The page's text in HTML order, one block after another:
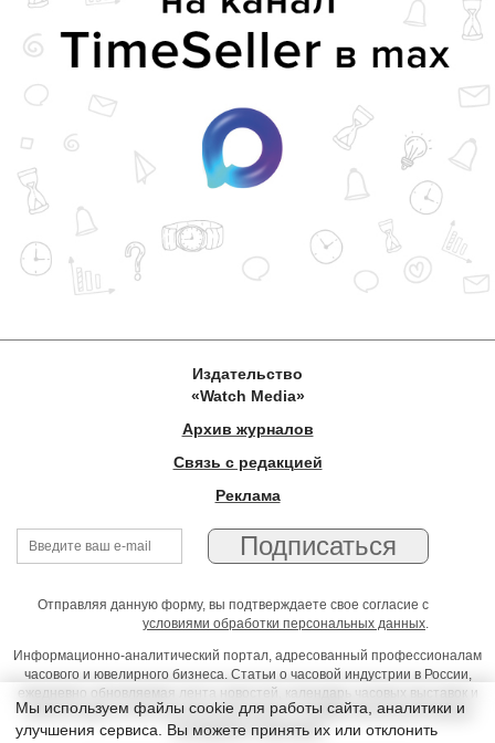
Издательство
«Watch Media»
Архив журналов
Связь с редакцией
Реклама
Отправляя данную форму, вы подтверждаете свое согласие с
условиями обработки персональных данных
Информационно-аналитический портал, адресованный профессионалам
часового и ювелирного бизнеса. Статьи о часовой индустрии в России,
ежедневно обновляемая лента новостей, календарь часовых выставок и
презентаций, on-line консультации юриста, профессиональный форум
часовщиков и ювелиров
Мы используем файлы cookie для работы сайта, аналитики и
улучшения сервиса. Вы можете принять их или отклонить